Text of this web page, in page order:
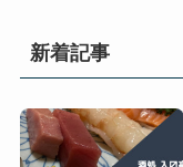
新着記事